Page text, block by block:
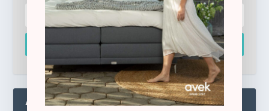
Inschrijven
ADMIN